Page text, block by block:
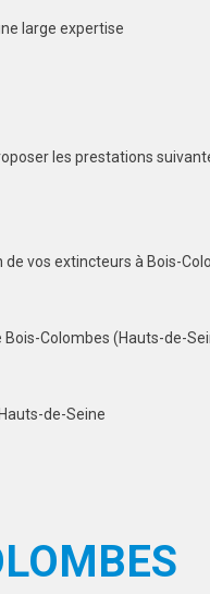
large expertise
les prestations
vos extincteurs à Bois-
Bois-Colombes (Hauts-de-
de-Seine